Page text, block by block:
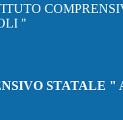
"
STATALE "